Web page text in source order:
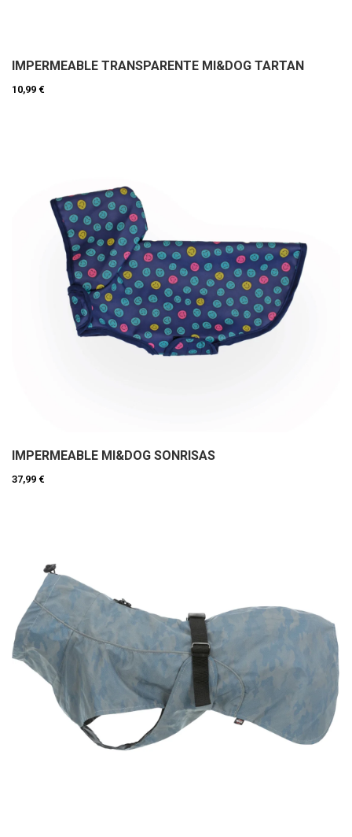
IMPERMEABLE TRANSPARENTE MI&DOG TARTAN
10,99 €
IMPERMEABLE MI&DOG SONRISAS
37,99 €